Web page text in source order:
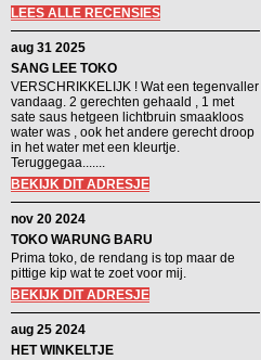
LEES ALLE RECENSIES
aug 31 2025
SANG LEE TOKO
VERSCHRIKKELIJK ! Wat een tegenvaller
vandaag. 2 gerechten gehaald , 1 met
sate saus hetgeen lichtbruin smaakloos
water was , ook het andere gerecht droop
in het water met een kleurtje.
Teruggegaa.......
BEKIJK DIT ADRESJE
nov 20 2024
TOKO WARUNG BARU
Prima toko, de rendang is top maar de
pittige kip wat te zoet voor mij.
BEKIJK DIT ADRESJE
aug 25 2024
HET WINKELTJE